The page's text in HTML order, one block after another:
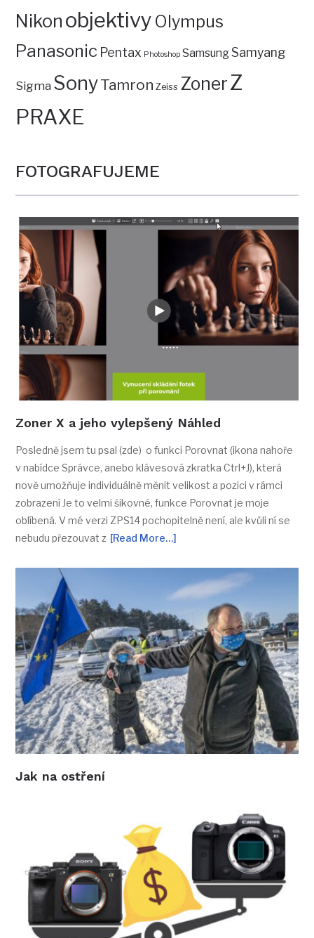
Nikon objektivy Olympus
Panasonic Pentax Photoshop SamsungSamyang
Sigma SonyTamron Zeiss ZonerZ
PRAXE
FOTOGRAFUJEME
Zoner X a jeho vylepšený Náhled
Posledně jsem tu psal (zde) o funkci Porovnat (ikona nahoře
v nabídce Správce, anebo klávesová zkratka Ctrl+J), která
nově umožňuje individuálně měnit velikost a pozici v rámci
zobrazení Je to velmi šikovné, funkce Porovnat je moje
oblíbená. V mé verzi ZPS14 pochopitelně není, ale kvůli ní se
nebudu přezouvat z [Read More…]
Jak na ostření